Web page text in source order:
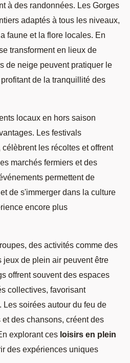
à des randonnées. Les Gorges
adaptés à tous les niveaux,
faune et la flore locales. En
transforment en lieux de
de neige peuvent pratiquer le
de la tranquillité des
locaux en hors saison
Les festivals
célèbrent les récoltes et offrent
marchés fermiers et des
permettent de
de s'immerger dans la culture
encore plus
des activités comme des
jeux de plein air peuvent être
offrent souvent des espaces
collectives, favorisant
Les soirées autour du feu de
des chansons, créent des
explorant ces loisirs en plein
des expériences uniques